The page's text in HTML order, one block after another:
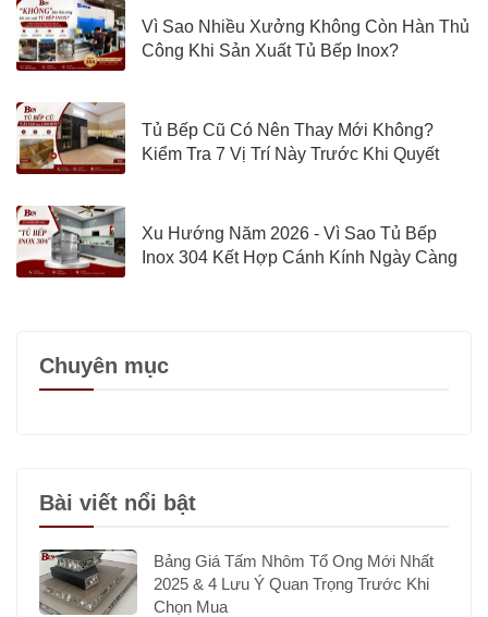
Vì Sao Nhiều Xưởng Không Còn Hàn Thủ
Công Khi Sản Xuất Tủ Bếp Inox?
Tủ Bếp Cũ Có Nên Thay Mới Không?
Kiểm Tra 7 Vị Trí Này Trước Khi Quyết
Xu Hướng Năm 2026 - Vì Sao Tủ Bếp
Inox 304 Kết Hợp Cánh Kính Ngày Càng
Chuyên mục
Bài viết nổi bật
Bảng Giá Tấm Nhôm Tổ Ong Mới Nhất
2025 & 4 Lưu Ý Quan Trọng Trước Khi
Chọn Mua